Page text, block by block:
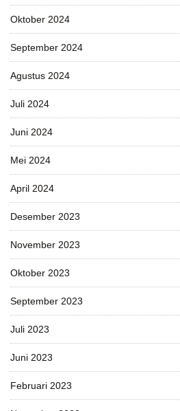
Oktober 2024
September 2024
Agustus 2024
Juli 2024
Juni 2024
Mei 2024
April 2024
Desember 2023
November 2023
Oktober 2023
September 2023
Juli 2023
Juni 2023
Februari 2023